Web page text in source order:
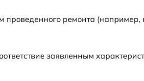
проведенного ремонта
заявленным